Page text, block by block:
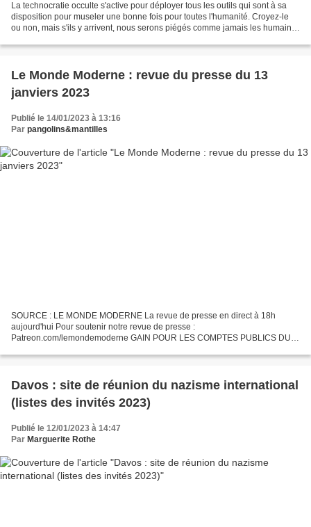
La technocratie occulte s'active pour déployer tous les outils qui sont à sa
disposition pour museler une bonne fois pour toutes l'humanité. Croyez-le
ou non, mais s'ils y arrivent, nous serons piégés comme jamais les humains
Le Monde Moderne : revue du presse du 13
janviers 2023
Publié le 14/01/2023 à 13:16
Par pangolins&mantilles
SOURCE : LE MONDE MODERNE La revue de presse en direct à 18h
aujourd'hui Pour soutenir notre revue de presse :
Patreon.com/lemondemoderne GAIN POUR LES COMPTES PUBLICS DU
FORUM ÉCONOMIQUE...
Davos : site de réunion du nazisme international
(listes des invités 2023)
Publié le 12/01/2023 à 14:47
Par Marguerite Rothe